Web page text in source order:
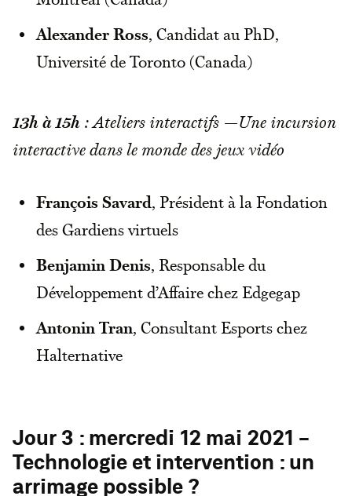
Alexander Ross, Candidat au PhD,
Université de Toronto (Canada)
13h à 15h : Ateliers interactifs —Une incursion
interactive dans le monde des jeux vidéo
François Savard, Président à la Fondation
des Gardiens virtuels
Benjamin Denis, Responsable du
Développement d’Affaire chez Edgegap
Antonin Tran, Consultant Esports chez
Halternative
Jour 3 : mercredi 12 mai 2021 -
Technologie et intervention : un
arrimage possible ?